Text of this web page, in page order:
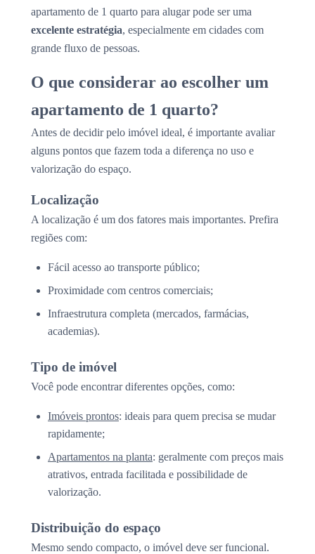
apartamento de 1 quarto para alugar pode ser uma
excelente estratégia, especialmente em cidades com
grande fluxo de pessoas.
O que considerar ao escolher um
apartamento de 1 quarto?
Antes de decidir pelo imóvel ideal, é importante avaliar
alguns pontos que fazem toda a diferença no uso e
valorização do espaço.
Localização
A localização é um dos fatores mais importantes. Prefira
regiões com:
Fácil acesso ao transporte público;
Proximidade com centros comerciais;
Infraestrutura completa (mercados, farmácias,
academias).
Tipo de imóvel
Você pode encontrar diferentes opções, como:
Imóveis prontos: ideais para quem precisa se mudar
rapidamente;
Apartamentos na planta: geralmente com preços mais
atrativos, entrada facilitada e possibilidade de
valorização.
Distribuição do espaço
Mesmo sendo compacto, o imóvel deve ser funcional.